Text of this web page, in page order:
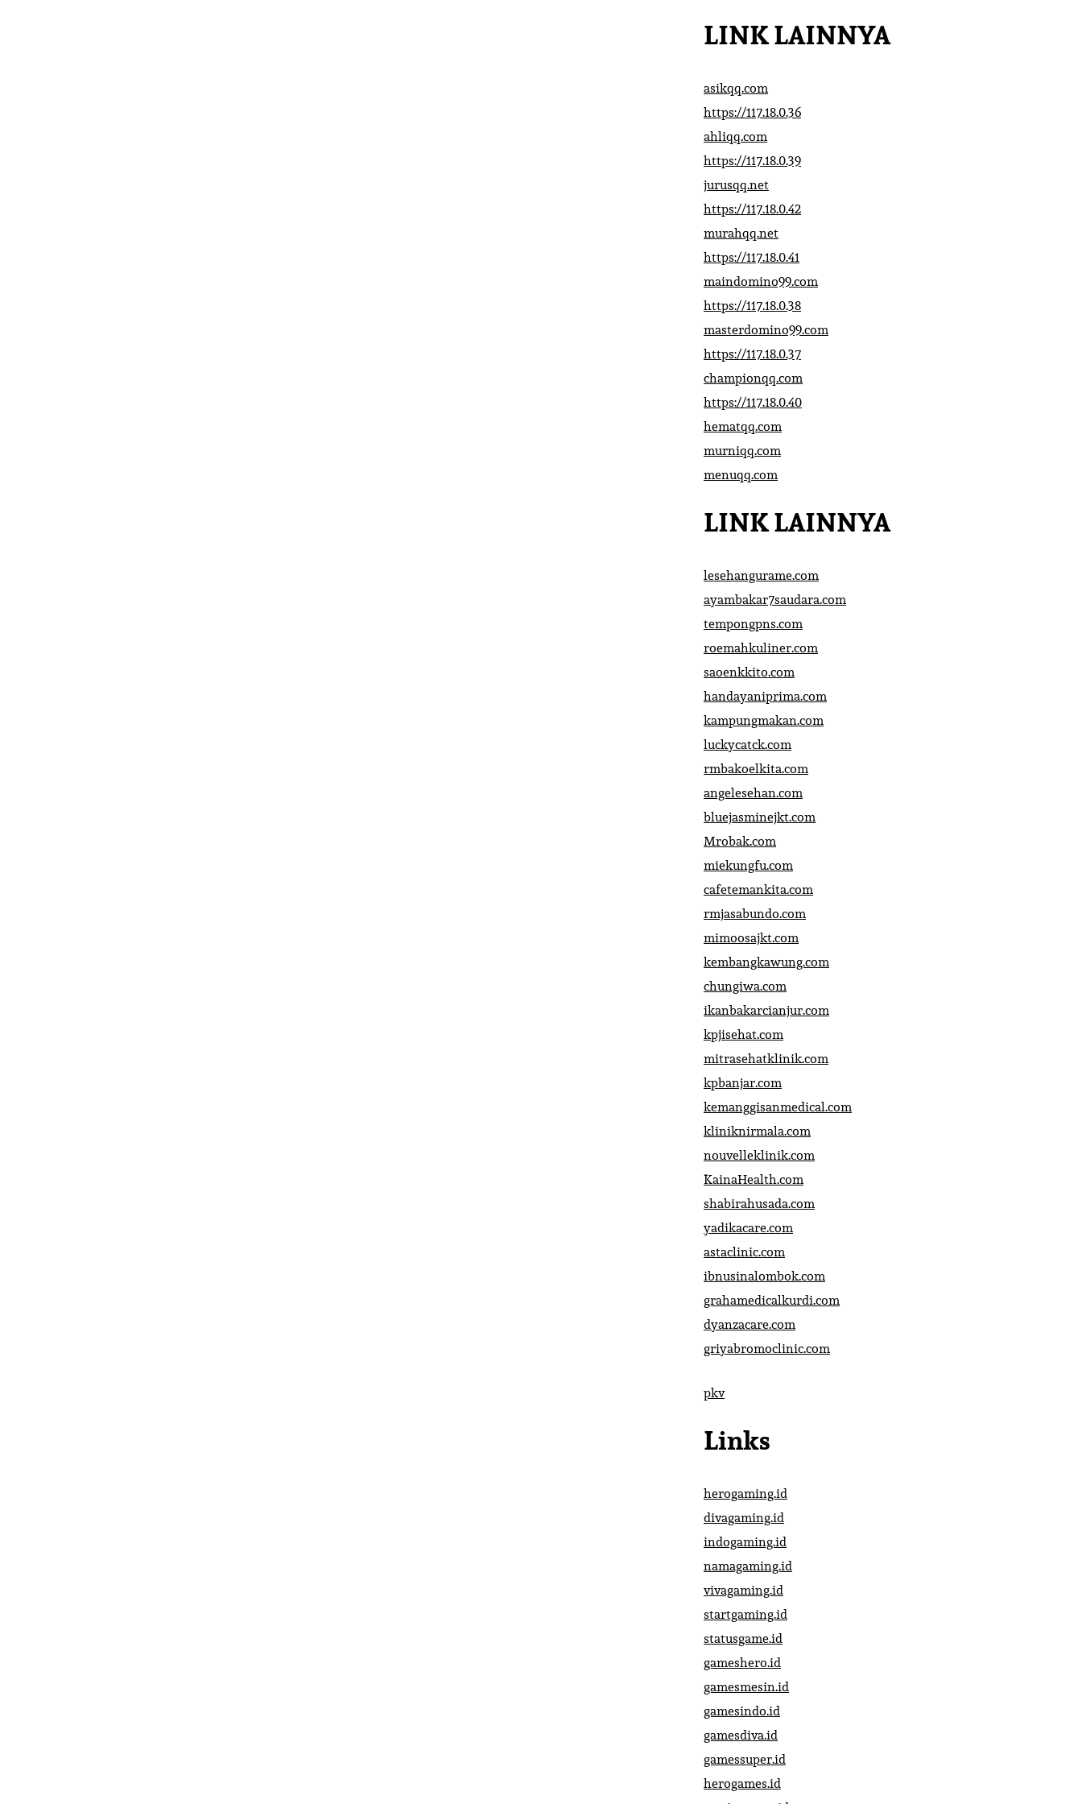
LINK LAINNYA
asikqq.com
https://117.18.0.36
ahliqq.com
https://117.18.0.39
jurusqq.net
https://117.18.0.42
murahqq.net
https://117.18.0.41
maindomino99.com
https://117.18.0.38
masterdomino99.com
https://117.18.0.37
championqq.com
https://117.18.0.40
hematqq.com
murniqq.com
menuqq.com
LINK LAINNYA
lesehangurame.com
ayambakar7saudara.com
tempongpns.com
roemahkuliner.com
saoenkkito.com
handayaniprima.com
kampungmakan.com
luckycatck.com
rmbakoelkita.com
angelesehan.com
bluejasminejkt.com
Mrobak.com
miekungfu.com
cafetemankita.com
rmjasabundo.com
mimoosajkt.com
kembangkawung.com
chungiwa.com
ikanbakarcianjur.com
kpjisehat.com
mitrasehatklinik.com
kpbanjar.com
kemanggisanmedical.com
kliniknirmala.com
nouvelleklinik.com
KainaHealth.com
shabirahusada.com
yadikacare.com
astaclinic.com
ibnusinalombok.com
grahamedicalkurdi.com
dyanzacare.com
griyabromoclinic.com
pkv
Links
herogaming.id
divagaming.id
indogaming.id
namagaming.id
vivagaming.id
startgaming.id
statusgame.id
gameshero.id
gamesmesin.id
gamesindo.id
gamesdiva.id
gamessuper.id
herogames.id